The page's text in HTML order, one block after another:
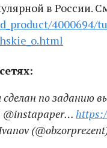
в России.
4000694/
сделан по заданию